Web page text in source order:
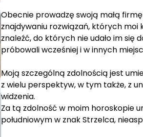
Obecnie prowadzę swoją małą
znajdywaniu rozwiązań, których moi
znaleźć, do których nie udało im
próbowali wcześniej i w innych
Moją szczególną zdolnością jest
z wielu perspektyw, w tym także, z
widzenia.
Za tą zdolność w moim horoskopie
południowym w znak Strzelca,